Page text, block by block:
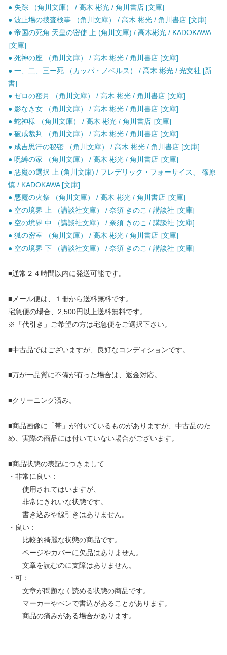
● 失踪 （角川文庫） / 高木 彬光 / 角川書店 [文庫]
● 波止場の捜査検事 （角川文庫） / 高木 彬光 / 角川書店 [文庫]
● 帝国の死角 天皇の密使 上 (角川文庫) / 高木彬光 / KADOKAWA
[文庫]
● 死神の座 （角川文庫） / 高木 彬光 / 角川書店 [文庫]
● 一、二、三ー死 （カッパ・ノベルス） / 高木 彬光 / 光文社 [新
書]
● ゼロの密月 （角川文庫） / 高木 彬光 / 角川書店 [文庫]
● 影なき女 （角川文庫） / 高木 彬光 / 角川書店 [文庫]
● 蛇神様 （角川文庫） / 高木 彬光 / 角川書店 [文庫]
● 破戒裁判 （角川文庫） / 高木 彬光 / 角川書店 [文庫]
● 成吉思汗の秘密 （角川文庫） / 高木 彬光 / 角川書店 [文庫]
● 呪縛の家 （角川文庫） / 高木 彬光 / 角川書店 [文庫]
● 悪魔の選択 上 (角川文庫) / フレデリック・フォーサイス、 篠原
慎 / KADOKAWA [文庫]
● 悪魔の火祭 （角川文庫） / 高木 彬光 / 角川書店 [文庫]
● 空の境界 上 （講談社文庫） / 奈須 きのこ / 講談社 [文庫]
● 空の境界 中 （講談社文庫） / 奈須 きのこ / 講談社 [文庫]
● 狐の密室 （角川文庫） / 高木 彬光 / 角川書店 [文庫]
● 空の境界 下 （講談社文庫） / 奈須 きのこ / 講談社 [文庫]
■通常２４時間以内に発送可能です。
■メール便は、１冊から送料無料です。
宅急便の場合、2,500円以上送料無料です。
※「代引き」ご希望の方は宅急便をご選択下さい。
■中古品ではございますが、良好なコンディションです。
■万が一品質に不備が有った場合は、返金対応。
■クリーニング済み。
■商品画像に「帯」が付いているものがありますが、中古品のた
め、実際の商品には付いていない場合がございます。
■商品状態の表記につきまして
・非常に良い：
使用されてはいますが、
非常にきれいな状態です。
書き込みや線引きはありません。
・良い：
比較的綺麗な状態の商品です。
ページやカバーに欠品はありません。
文章を読むのに支障はありません。
・可：
文章が問題なく読める状態の商品です。
マーカーやペンで書込があることがあります。
商品の痛みがある場合があります。